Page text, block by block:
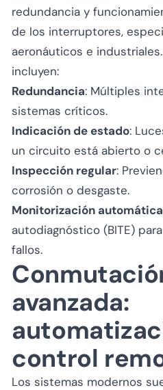
redundancia y
de los interruptores,
aeronáuticos e
incluyen:
Redundancia: Múltiples
sistemas críticos.
Indicación de estado:
un circuito está abierto o
Inspección regular:
corrosión o desgaste.
Monitorización
autodiagnóstico (BITE)
fallos.
avanzada:
control
Los sistemas modernos